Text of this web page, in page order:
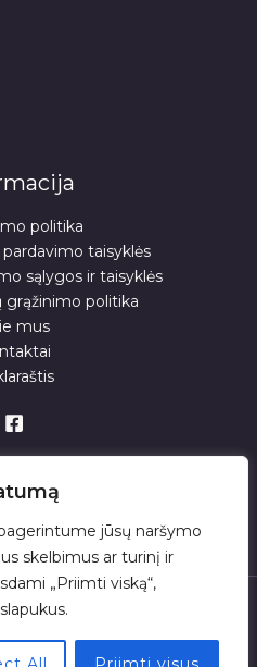
jūsų naršymo
skelbimus ar turinį ir
„Priimti viską“,
politika
taisyklės
sąlygos ir taisyklės
grąžinimo politika
mus
by